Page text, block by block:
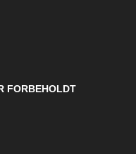
FORBEHOLDT